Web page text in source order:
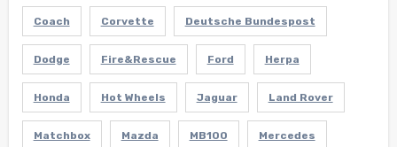
Coach Corvette Deutsche Bundespost
Dodge Fire&Rescue Ford Herpa
Honda Hot Wheels Jaguar Land Rover
Matchbox Mazda MB100 Mercedes